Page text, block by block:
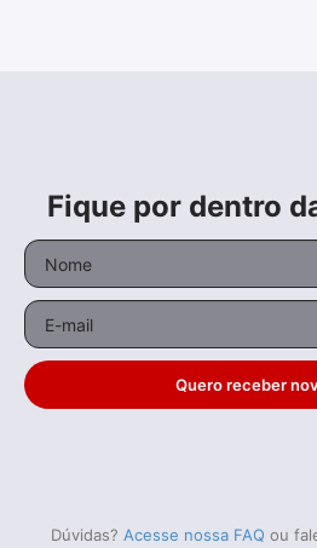
Fique por dentro
Quero receber
Dúvidas? Acesse nossa FAQ ou